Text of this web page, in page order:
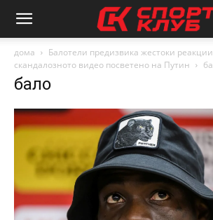
дома
Балотели предизвика жестоки
скандалозното видео посветено на Путин
бало